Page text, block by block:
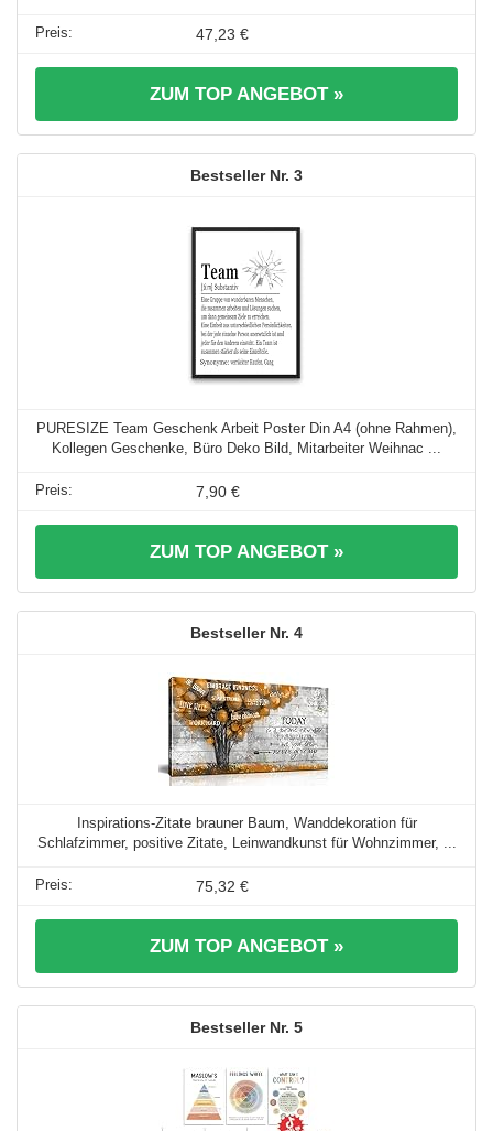
47,23 €
ZUM TOP ANGEBOT »
3
PURESIZE Team Geschenk Arbeit Poster Din A4 (ohne Rahmen),
Kollegen Geschenke, Büro Deko Bild, Mitarbeiter Weihnac ...
7,90 €
ZUM TOP ANGEBOT »
4
Inspirations-Zitate brauner Baum, Wanddekoration für
Schlafzimmer, positive Zitate, Leinwandkunst für Wohnzimmer, ...
75,32 €
ZUM TOP ANGEBOT »
5